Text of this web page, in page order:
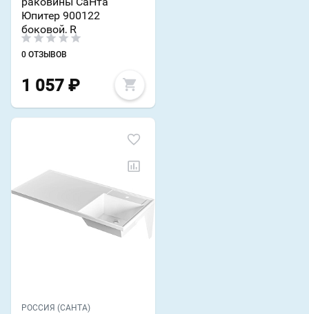
Юпитер 900122
боковой, R
0 ОТЗЫВОВ
1 057 ₽
РОССИЯ (САНТА)